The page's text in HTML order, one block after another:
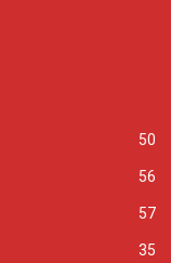
50
56
57
35